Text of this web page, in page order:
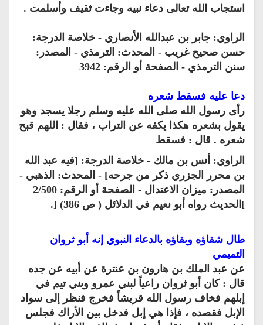
استجاب الله تعالى دعاء نبيه وجاءت ثقيف وأسلمت .
الراوي: جابر بن عبدالله الأنصاري - خلاصة الدرجة:
حسن صحيح غريب - المحدث: الترمذي - المصدر:
سنن الترمذي - الصفحة أو الرقم: 3942
دعا عليه فسقط شعره
رأى رسول الله صلى الله عليه وسلم رجلا يسجد وهو
يقول بشعره هكذا يكفه عن التراب ، فقال : اللهم قبح
شعره . قال : فسقط
الراوي: أنس بن مالك - خلاصة الدرجة: [فيه عبد الله
بن محرر الجزري ذكر من جرحه] - المحدث: الذهبي -
المصدر: ميزان الاعتدال - الصفحة أو الرقم: 2/500
]الحديث رواه أبو نعيم في الدلائل ( ص 386) [.
طال شقاؤه وبقاؤه بالدعاء النبوي إنه أبو ثروان
التميمي
عن عبد الملك بن هارون بن عنترة عن أبيه عن جده
قال : كان أبو ثروان راعياً لبني عمرو وبني تيم في
إبلهم فخاف رسول الله قريشاً فخرج فنظر إلى سواد
الإبل فقصده ، فإذا هي إبل فدخل بين الأراك فجلس